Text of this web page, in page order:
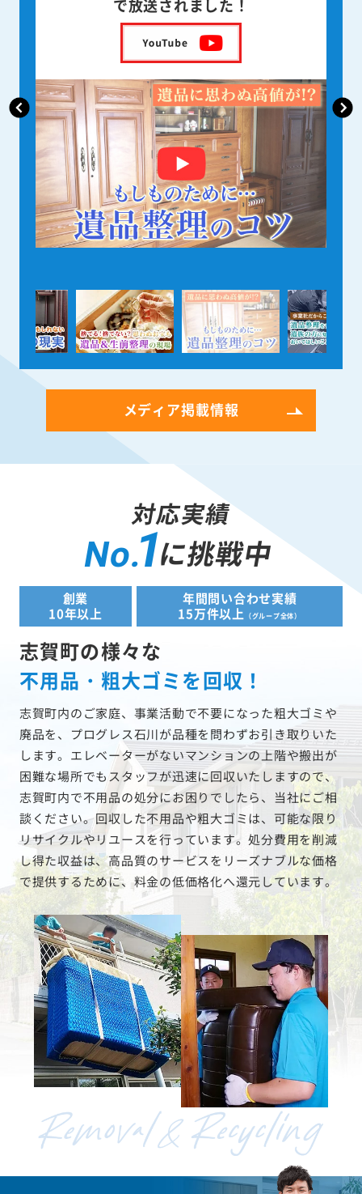
を出版しました！
メディア掲載情報
対応実績
No.1に挑戦中
創業
10年以上
年間問い合わせ実績
15万件以上
（グループ全体）
志賀町の様々な
不用品・粗大ゴミを回収！
志賀町内のご家庭、事業活動で不要になった粗大ゴミや
廃品を、プログレス石川が品種を問わずお引き取りいた
します。エレベーターがないマンションの上階や搬出が
困難な場所でもスタッフが迅速に回収いたしますので、
志賀町内で不用品の処分にお困りでしたら、当社にご相
談ください。回収した不用品や粗大ゴミは、可能な限り
リサイクルやリユースを行っています。処分費用を削減
し得た収益は、高品質のサービスをリーズナブルな価格
で提供するために、料金の低価格化へ還元しています。